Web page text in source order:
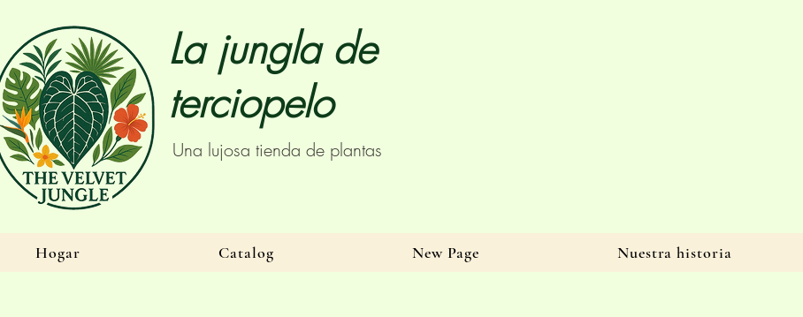
La jungla de
terciopelo
Una lujosa tienda de plantas
Hogar Catalog New Page Nuestra historia